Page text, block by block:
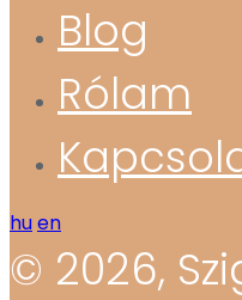
Blog
Rólam
huen
© 2026,